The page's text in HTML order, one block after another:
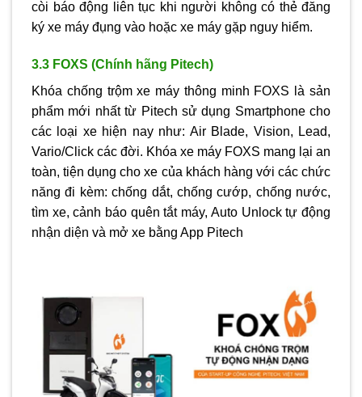
còi báo động liên tục khi người không có thẻ đăng
ký xe máy đụng vào hoặc xe máy gặp nguy hiểm.
3.3 FOXS (Chính hãng Pitech)
Khóa chống trộm xe máy thông minh FOXS là sản
phẩm mới nhất từ Pitech sử dụng Smartphone cho
các loại xe hiện nay như: Air Blade, Vision, Lead,
Vario/Click các đời. Khóa xe máy FOXS mang lại an
toàn, tiện dụng cho xe của khách hàng với các chức
năng đi kèm: chống dắt, chống cướp, chống nước,
tìm xe, cảnh báo quên tắt máy, Auto Unlock tự động
nhận diện và mở xe bằng App Pitech